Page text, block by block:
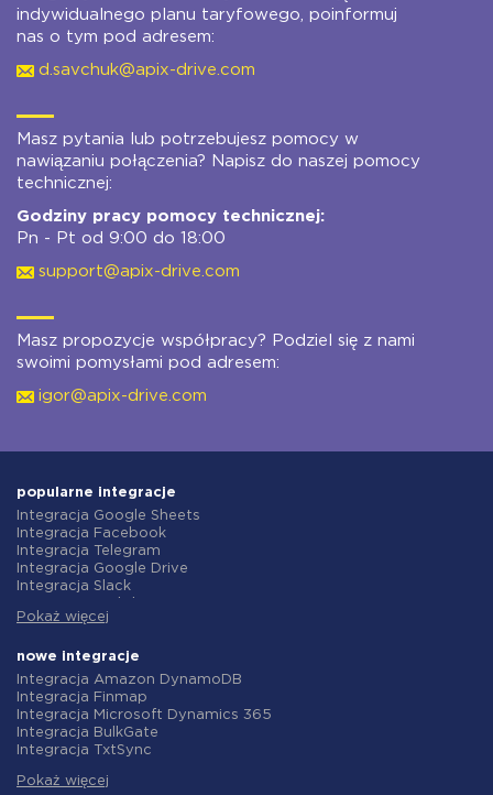
indywidualnego planu taryfowego, poinformuj
nas o tym pod adresem:
d.savchuk@apix-drive.com
Masz pytania lub potrzebujesz pomocy w
nawiązaniu połączenia? Napisz do naszej pomocy
technicznej:
Godziny pracy pomocy technicznej:
Pn - Pt od 9:00 do 18:00
support@apix-drive.com
Masz propozycje współpracy? Podziel się z nami
swoimi pomysłami pod adresem:
igor@apix-drive.com
popularne integracje
Integracja Google Sheets
Integracja Facebook
Integracja Telegram
Integracja Google Drive
Integracja Slack
Integracja Gmail
Integracja ClickUp
Integracja Airtable
Integracja Google Contacts
Integracja OpenAI (ChatGPT)
Integracja Instagram
Integracja ActiveCampaign
Integracja Salesforce CRM
Pokaż więcej
nowe integracje
Integracja Amazon DynamoDB
Integracja Finmap
Integracja Microsoft Dynamics 365
Integracja BulkGate
Integracja TxtSync
Integracja Corezoid
Pokaż więcej